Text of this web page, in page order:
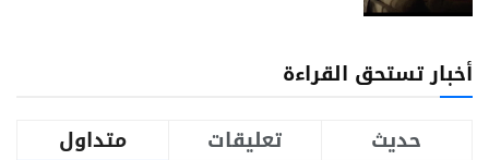
أخبار تستحق القراءة
متداول
تعليقات حديث